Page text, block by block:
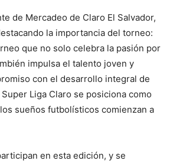
de Mercadeo de Claro El Salvador,
la importancia del torneo:
que no solo celebra la pasión por
impulsa el talento joven y
con el desarrollo integral de
Liga Claro se posiciona como
sueños futbolísticos comienzan a
en esta edición, y se